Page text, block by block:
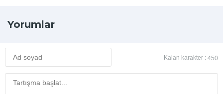
Yorumlar
Kalan karakter : 450